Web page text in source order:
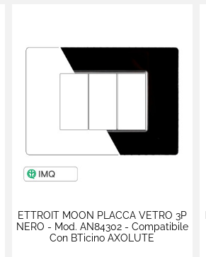
ETTROIT MOON PLACCA VETRO 3P
NERO - Mod. AN84302 - Compatibile
Con BTicino AXOLUTE